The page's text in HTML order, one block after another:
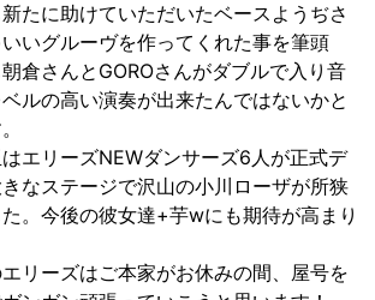
たに助けていただいたベースようぢさ
いグルーヴを作ってくれた事を筆頭
倉さんとGOROさんがダブルで入り音
ルの高い演奏が出来たんではないかと
エリーズNEWダンサーズ6人が正式デ
なステージで沢山の小川ローザが所狭
。今後の彼女達+芋wにも期待が高まり
リーズはご本家がお休みの間、屋号を